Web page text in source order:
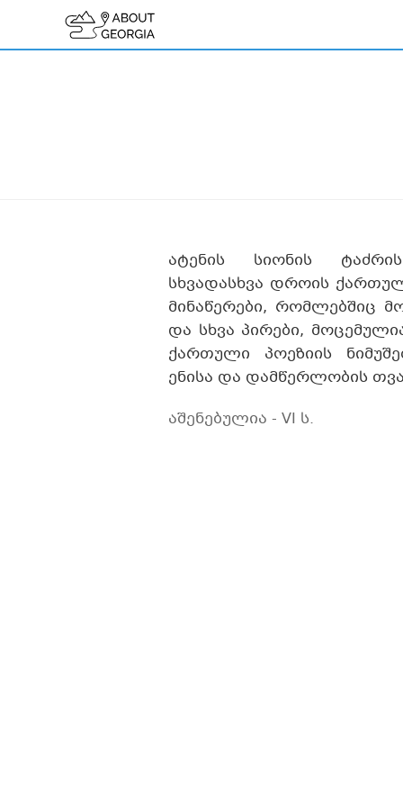
ატენის სიონის
სხვადასხვა დროის
მინაწერები, რომლებშიც
და სხვა პირები,
ქართული პოეზიის
ენისა და დამწერლობის
აშენებულია - VI ს.